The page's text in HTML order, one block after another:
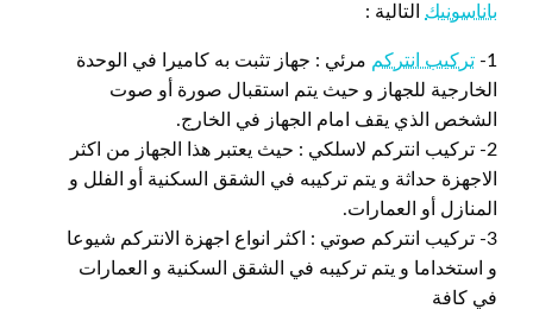
باناسونيك التالية :
1- تركيب انتركم مرئي : جهاز تثبت به كاميرا في الوحدة
الخارجية للجهاز و حيث يتم استقبال صورة أو صوت
الشخص الذي يقف امام الجهاز في الخارج.
2- تركيب انتركم لاسلكي : حيث يعتبر هذا الجهاز من اكثر
الاجهزة حداثة و يتم تركيبه في الشقق السكنية أو الفلل و
المنازل أو العمارات.
3- تركيب انتركم صوتي : اكثر انواع اجهزة الانتركم شيوعا
و استخداما و يتم تركيبه في الشقق السكنية و العمارات
في كافة